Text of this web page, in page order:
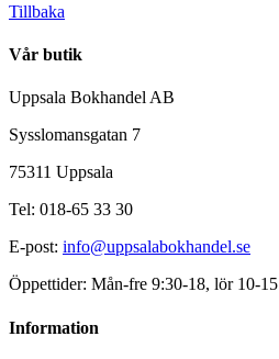
Tillbaka
Vår butik
Uppsala Bokhandel AB
Sysslomansgatan 7
75311 Uppsala
Tel: 018-65 33 30
E-post: info@uppsalabokhandel.se
Öppettider: Mån-fre 9:30-18, lör 10-15
Information